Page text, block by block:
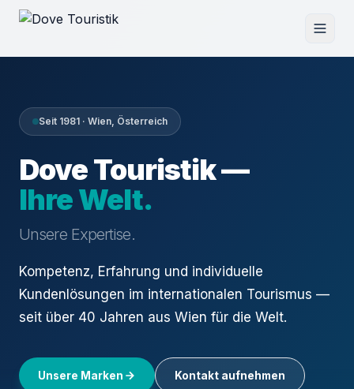
Seit 1981 · Wien, Österreich
Dove Touristik —
Ihre Welt.
Unsere Expertise.
Kompetenz, Erfahrung und individuelle
Kundenlösungen im internationalen Tourismus —
seit über 40 Jahren aus Wien für die Welt.
Unsere Marken Kontakt aufnehmen